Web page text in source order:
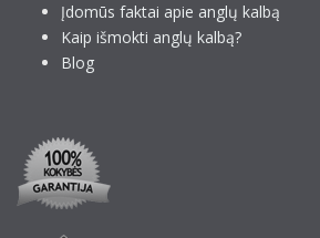
Įdomūs faktai apie anglų kalbą
Kaip išmokti anglų kalbą?
Blog